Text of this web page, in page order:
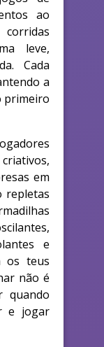
ao
leve,
Cada
a
primeiro
em
repletas
e
os teus
não é
quando
e jogar